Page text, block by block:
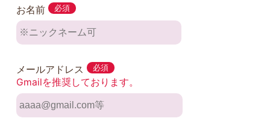
お名前 必須
メールアドレス 必須
Gmailを推奨しております。